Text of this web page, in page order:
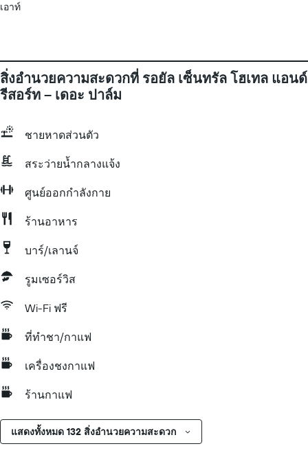
เอาท์
สิ่งอำนวยความสะดวกที่ รอยัล เซ็นทรัล โฮเทล แอนด์
รีสอร์ท – เดอะ ปาล์ม
ชายหาดส่วนตัว
สระว่ายน้ำกลางแจ้ง
ศูนย์ออกกำลังกาย
ร้านอาหาร
บาร์/เลานจ์
รูมเซอร์วิส
Wi-Fi ฟรี
ที่ทำชา/กาแฟ
เครื่องชงกาแฟ
ร้านกาแฟ
แสดงทั้งหมด 132 สิ่งอำนวยความสะดวก